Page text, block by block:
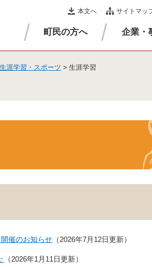
本文へ サイトマッ
町民の方へ 企業・
生涯学習・スポーツ > 生涯学習
催のお知らせ 2026年7月12日更新
2026年1月11日更新